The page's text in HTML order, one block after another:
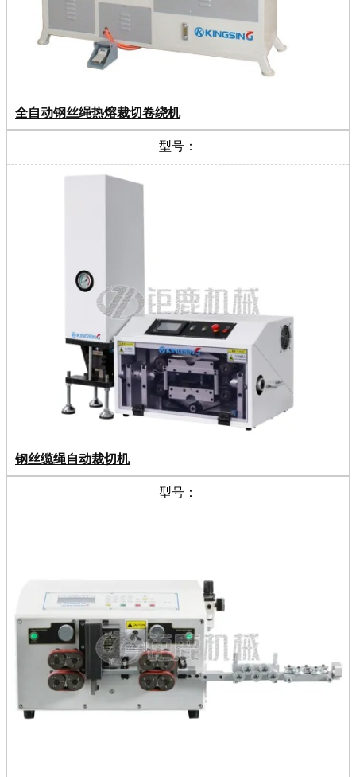
全自动钢丝绳热熔裁切卷绕机
型号：
钢丝缆绳自动裁切机
型号：